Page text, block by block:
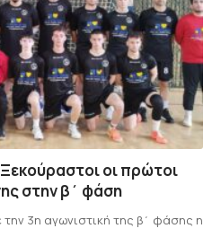
οι πρώτοι
στην β΄ φάση
3η αγωνιστική της β΄ φάσης η